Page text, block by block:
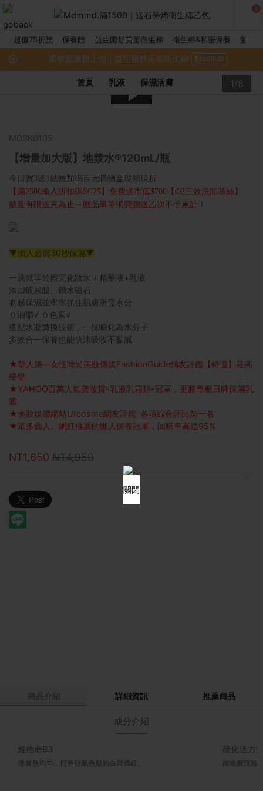
關閉
0
超值75折館 保養館 益生菌舒芙蕾衛生棉 衛生棉&私密保養 髮品館
柔軟親膚新上市｜益生菌舒芙蕾衛生棉 點我逛逛
首頁 乳液 保濕活膚 1/8
MDSK0105
【增量加大版】地漿水®120mL/瓶
今日買3送1結帳加碼百元購物金現領現折
【滿2500輸入折扣碼SC25】免費送市值$700【O2三效洗卸慕絲】
數量有限送完為止～贈品單筆消費贈送乙次不予累計！
▼懶人必備30秒保濕▼
一滴就等於擦完化妝水＋精華液+乳液
添加玻尿酸、鎖水磁石
有感保濕並牢牢抓住肌膚所需水分
０油脂√ ０色素√
搭配水凝轉換技術，一抹瞬化為水分子
多效合一保養也能快速吸收不黏膩
★華人第一女性時尚美妝傳媒FashionGuide網友評鑑【特優】最高
榮譽
★YAHOO百萬人氣美妝賞-乳液乳霜類-冠軍，更勝專櫃日牌保濕乳
霜
★美妝媒體網站Urcosme網友評鑑-各項綜合評比第一名
★眾多藝人、網紅推薦的懶人保養冠軍，回購率高達95%
NT1,650 NT4,950
詳細資訊 推薦商品
成分介紹
氣色般的白裡透紅。 能喚醒沉睡的肌膚，使肌膚更加緊實